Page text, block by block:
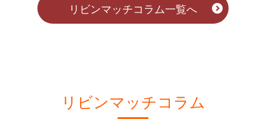
リビンマッチコラム一覧へ
リビンマッチコラム